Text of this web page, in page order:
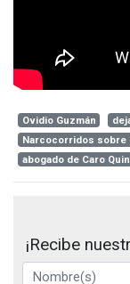
Ovidio Guzmán
Narcocorridos sobre
abogado de Caro
¡Recibe